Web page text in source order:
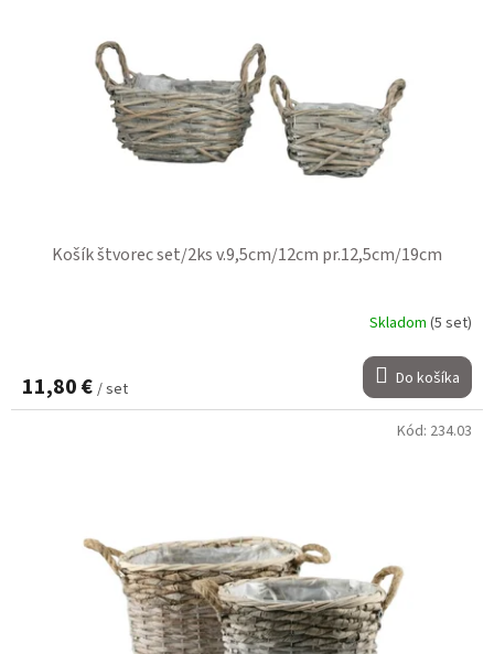
Košík štvorec set/2ks v.9,5cm/12cm pr.12,5cm/19cm
Skladom (5 set)
11,80 € / set Do košíka
Kód: 234.03